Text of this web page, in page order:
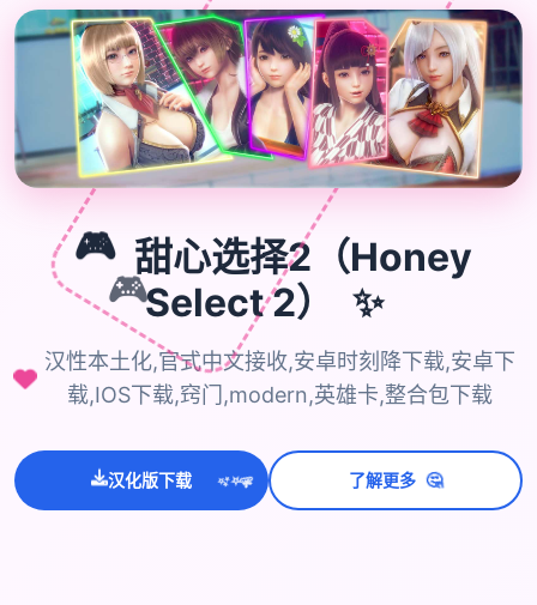
🎮
🎮 甜心选择2（Honey
Select 2）
✨
汉性本土化,官式中文接收,安卓时刻降下载,安卓下
载,IOS下载,窍门,modern,英雄卡,整合包下载
汉化版下载 ✨⭐💫 了解更多 🤔